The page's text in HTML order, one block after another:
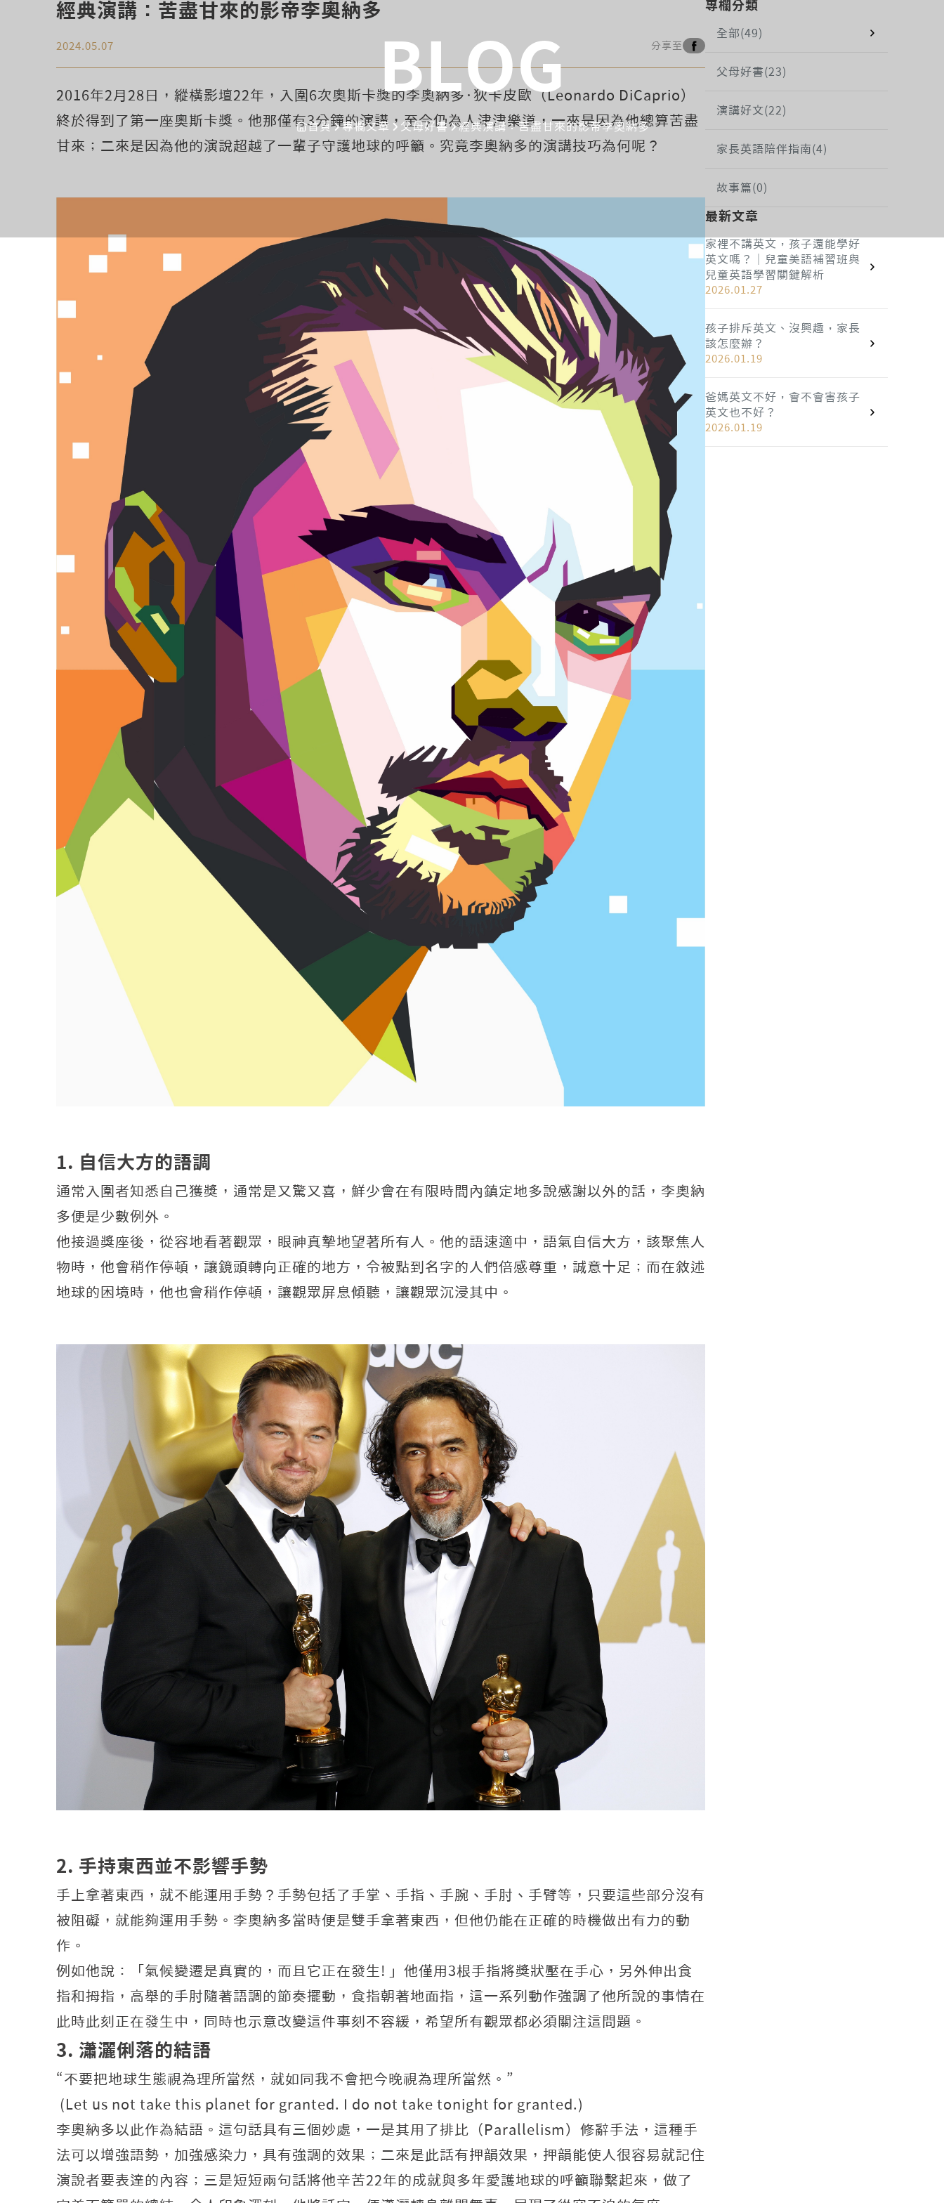
BLOG
首頁 專欄文章 父母好書 經典演講：苦盡甘來的影帝李奧納多
經典演講：苦盡甘來的影帝李奧納多
2024.05.07 分享至
2016年2月28日，縱橫影壇22年，入圍6次奧斯卡獎的李奧納多·狄卡皮歐（Leonardo DiCaprio）
終於得到了第一座奧斯卡獎。他那僅有3分鐘的演講，至今仍為人津津樂道，一來是因為他總算苦盡
甘來；二來是因為他的演說超越了一輩子守護地球的呼籲。究竟李奧納多的演講技巧為何呢？
1. 自信大方的語調
通常入圍者知悉自己獲獎，通常是又驚又喜，鮮少會在有限時間內鎮定地多說感謝以外的話，李奧納
多便是少數例外。
他接過獎座後，從容地看著觀眾，眼神真摯地望著所有人。他的語速適中，語氣自信大方，該聚焦人
物時，他會稍作停頓，讓鏡頭轉向正確的地方，令被點到名字的人們倍感尊重，誠意十足；而在敘述
地球的困境時，他也會稍作停頓，讓觀眾屏息傾聽，讓觀眾沉浸其中。
2. 手持東西並不影響手勢
手上拿著東西，就不能運用手勢？手勢包括了手掌、手指、手腕、手肘、手臂等，只要這些部分沒有
被阻礙，就能夠運用手勢。李奧納多當時便是雙手拿著東西，但他仍能在正確的時機做出有力的動
作。
例如他說：「氣候變遷是真實的，而且它正在發生! 」他僅用3根手指將獎狀壓在手心，另外伸出食
指和拇指，高舉的手肘隨著語調的節奏擺動，食指朝著地面指，這一系列動作強調了他所說的事情在
此時此刻正在發生中，同時也示意改變這件事刻不容緩，希望所有觀眾都必須關注這問題。
3. 瀟灑俐落的結語
“不要把地球生態視為理所當然，就如同我不會把今晚視為理所當然。”
(Let us not take this planet for granted. I do not take tonight for granted.)
李奧納多以此作為結語。這句話具有三個妙處，一是其用了排比（Parallelism）修辭手法，這種手
法可以增強語勢，加強感染力，具有強調的效果；二來是此話有押韻效果，押韻能使人很容易就記住
演說者要表達的內容；三是短短兩句話將他辛苦22年的成就與多年愛護地球的呼籲聯繫起來，做了
專欄分類
全部(49)
父母好書(23)
演講好文(22)
家長英語陪伴指南(4)
故事篇(0)
最新文章
家裡不講英文，孩子還能學好
英文嗎？｜兒童美語補習班與
兒童英語學習關鍵解析
2026.01.27
孩子排斥英文、沒興趣，家長
該怎麼辦？
2026.01.19
爸媽英文不好，會不會害孩子
英文也不好？
2026.01.19